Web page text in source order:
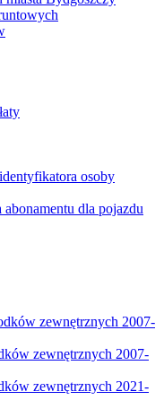
osoby
dla pojazdu
zewnętrznych 2007-
zewnętrznych 2007-
zewnętrznych 2021-